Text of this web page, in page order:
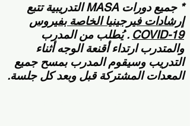
* جميع دورات MASA التدريبية تتبع
إرشادات فيرجينيا الخاصة بفيروس
COVID-19 . يُطلب من المدرب
والمتدرب ارتداء أقنعة الوجه أثناء
التدريب وسيقوم المدرب بمسح جميع
المعدات المشتركة قبل وبعد كل جلسة.